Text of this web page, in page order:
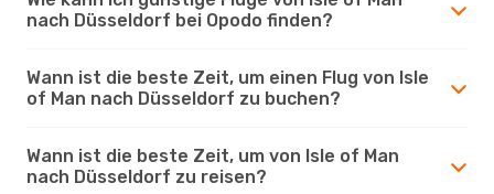
nach Düsseldorf bei Opodo finden?
Wann ist die beste Zeit, um einen Flug von Isle
of Man nach Düsseldorf zu buchen?
Wann ist die beste Zeit, um von Isle of Man
nach Düsseldorf zu reisen?